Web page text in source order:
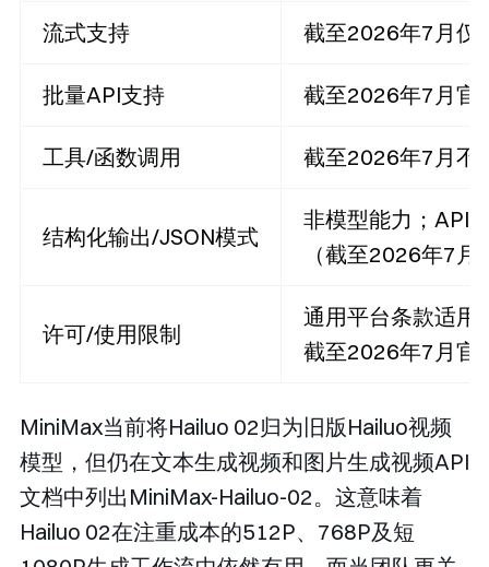
流式支持 截至2026年7月仅
批量API支持 截至2026年7月官
工具/函数调用 截至2026年7月不
结构化输出/JSON模式
非模型能力；API
（截至2026年7月
许可/使用限制
通用平台条款适用
截至2026年7月官
MiniMax当前将Hailuo 02归为旧版Hailuo视频
模型，但仍在文本生成视频和图片生成视频API
文档中列出 MiniMax-Hailuo-02。这意味着
Hailuo 02在注重成本的512P、768P及短